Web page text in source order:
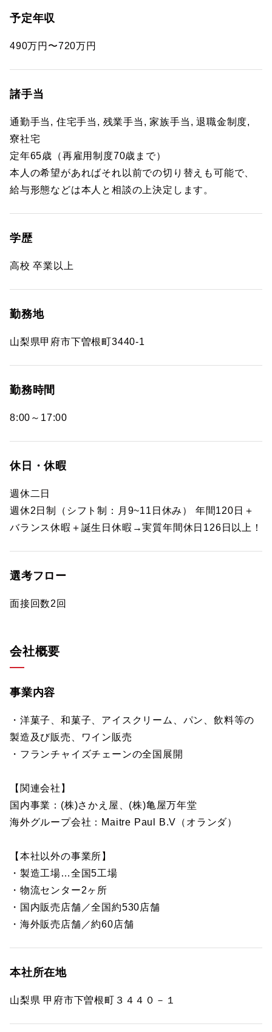
予定年収
490万円〜720万円
諸手当
通勤手当, 住宅手当, 残業手当, 家族手当, 退職金制度,
寮社宅
定年65歳（再雇用制度70歳まで）
本人の希望があればそれ以前での切り替えも可能で、
給与形態などは本人と相談の上決定します。
学歴
高校 卒業以上
勤務地
山梨県甲府市下曽根町3440-1
勤務時間
8:00～17:00
休日・休暇
週休二日
週休2日制（シフト制：月9~11日休み） 年間120日＋
バランス休暇＋誕生日休暇→実質年間休日126日以上！
選考フロー
面接回数2回
会社概要
事業内容
・洋菓子、和菓子、アイスクリーム、パン、飲料等の
製造及び販売、ワイン販売
・フランチャイズチェーンの全国展開
【関連会社】
国内事業：(株)さかえ屋、(株)亀屋万年堂
海外グループ会社：Maitre Paul B.V（オランダ）
【本社以外の事業所】
・製造工場…全国5工場
・物流センター2ヶ所
・国内販売店舗／全国約530店舗
・海外販売店舗／約60店舗
本社所在地
山梨県 甲府市下曽根町３４４０－１